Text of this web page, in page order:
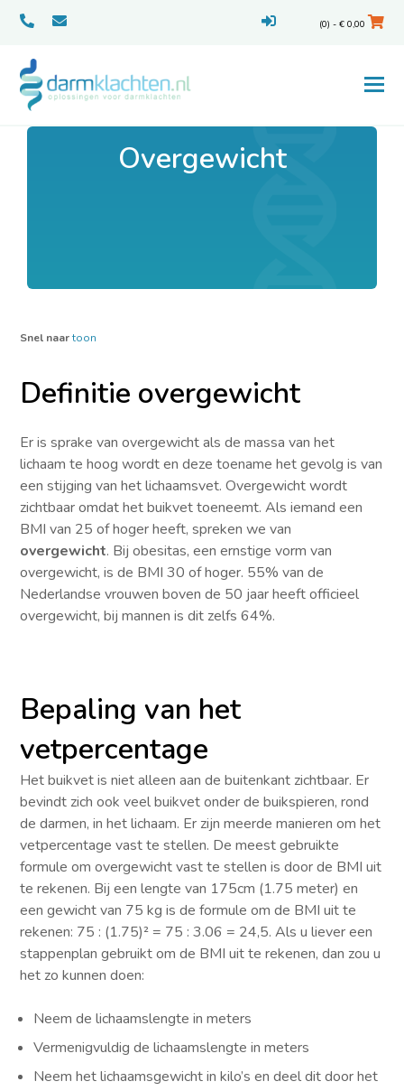
(0) - €0,00
Overgewicht
Snel naar toon
Definitie overgewicht
Er is sprake van overgewicht als de massa van het
lichaam te hoog wordt en deze toename het gevolg is van
een stijging van het lichaamsvet. Overgewicht wordt
zichtbaar omdat het buikvet toeneemt. Als iemand een
BMI van 25 of hoger heeft, spreken we van
overgewicht. Bij obesitas, een ernstige vorm van
overgewicht, is de BMI 30 of hoger. 55% van de
Nederlandse vrouwen boven de 50 jaar heeft officieel
overgewicht, bij mannen is dit zelfs 64%.
Bepaling van het
vetpercentage
Het buikvet is niet alleen aan de buitenkant zichtbaar. Er
bevindt zich ook veel buikvet onder de buikspieren, rond
de darmen, in het lichaam. Er zijn meerde manieren om het
vetpercentage vast te stellen. De meest gebruikte
formule om overgewicht vast te stellen is door de BMI uit
te rekenen. Bij een lengte van 175cm (1.75 meter) en
een gewicht van 75 kg is de formule om de BMI uit te
rekenen: 75 : (1.75)² = 75 : 3.06 = 24,5. Als u liever een
stappenplan gebruikt om de BMI uit te rekenen, dan zou u
het zo kunnen doen:
Neem de lichaamslengte in meters
Vermenigvuldig de lichaamslengte in meters
Neem het lichaamsgewicht in kilo’s en deel dit door het